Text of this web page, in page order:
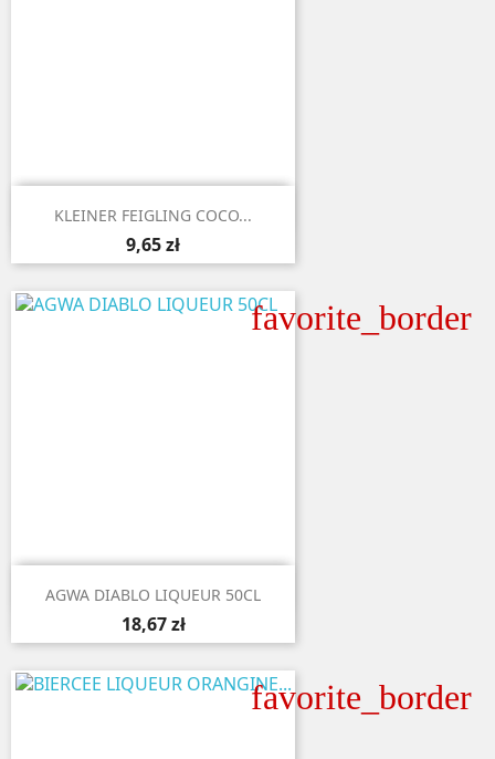
 Aperçu rapide
KLEINER FEIGLING COCO...
9,65 zł
favorite_border
 Aperçu rapide
AGWA DIABLO LIQUEUR 50CL
18,67 zł
favorite_border